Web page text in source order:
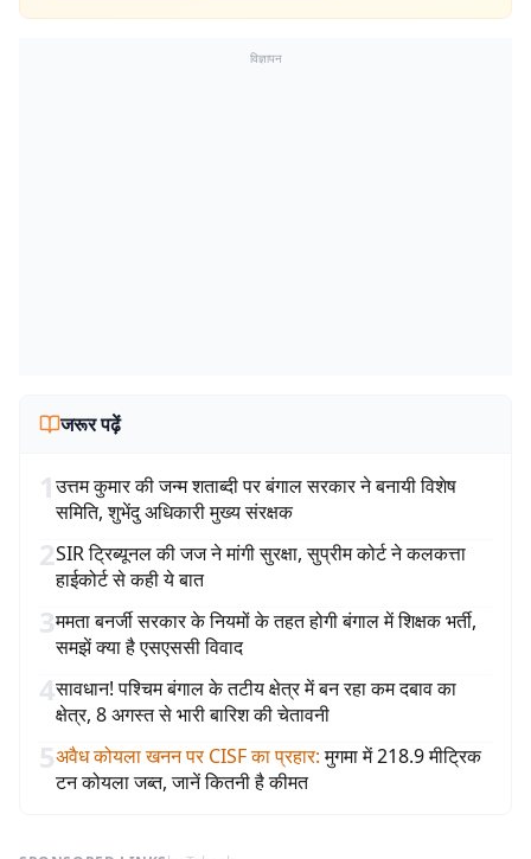
विज्ञापन
जरूर पढ़ें
1उत्तम कुमार की जन्म शताब्दी पर बंगाल सरकार ने बनायी विशेष
समिति, शुभेंदु अधिकारी मुख्य संरक्षक
2SIR ट्रिब्यूनल की जज ने मांगी सुरक्षा, सुप्रीम कोर्ट ने कलकत्ता
हाईकोर्ट से कही ये बात
3ममता बनर्जी सरकार के नियमों के तहत होगी बंगाल में शिक्षक भर्ती,
समझें क्या है एसएससी विवाद
4सावधान! पश्चिम बंगाल के तटीय क्षेत्र में बन रहा कम दबाव का
क्षेत्र, 8 अगस्त से भारी बारिश की चेतावनी
5अवैध कोयला खनन पर CISF का प्रहार: मुगमा में 218.9 मीट्रिक
टन कोयला जब्त, जानें कितनी है कीमत